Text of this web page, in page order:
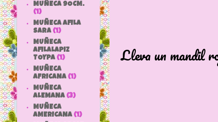
Lleva un mandil
MUÑECA 9OCM.
(1)
MUÑECA AFILA
SARA (1)
MUÑECA
AFILALAPIZ
TOYPA (1)
MUÑECA
AFRICANA (1)
MUÑECA
ALEMANA (3)
MUÑECA
AMERICANA (1)